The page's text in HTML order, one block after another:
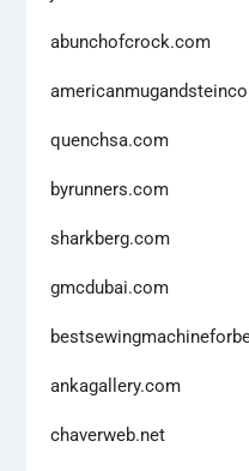
abunchofcrock.com
quenchsa.com
byrunners.com
sharkberg.com
gmcdubai.com
ankagallery.com
chaverweb.net